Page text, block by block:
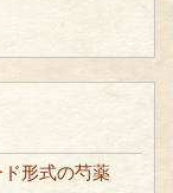
形式の芍薬